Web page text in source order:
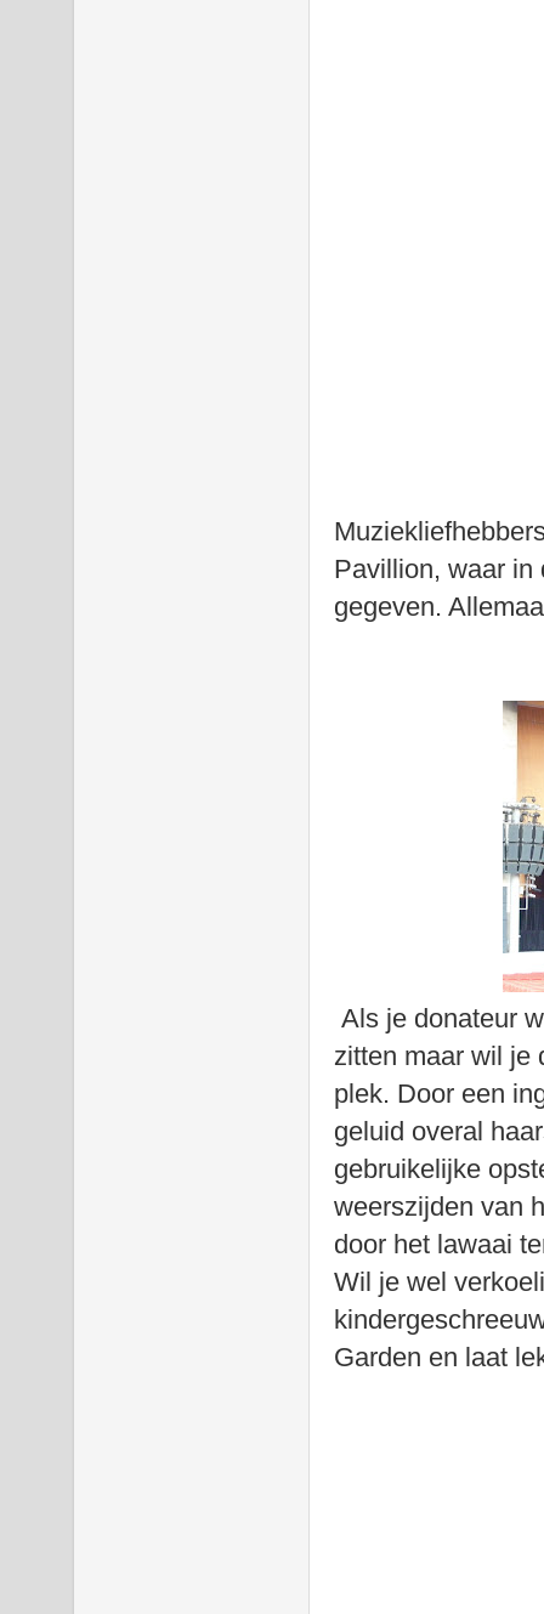
Pavillion, waar in
gegeven.
Als je donateur
zitten maar wil je
plek. Door een
geluid overal
gebruikelijke
weerszijden van
door het lawaai
Wil je wel
Garden en laat